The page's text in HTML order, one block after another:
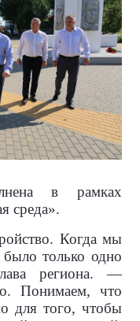
в рамках
среда».
Когда мы
было только одно
региона. —
Понимаем, что
для того, чтобы